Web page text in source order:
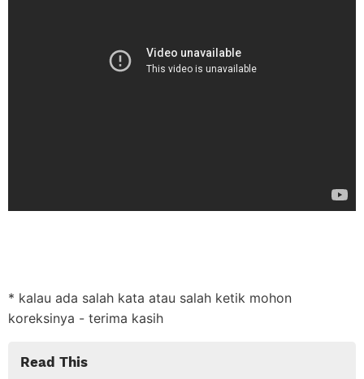
* kalau ada salah kata atau salah ketik mohon
koreksinya - terima kasih
Read This